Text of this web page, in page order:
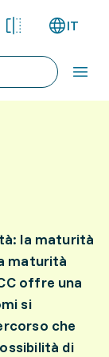
IT
la maturità
maturità
offre una
si
che
di